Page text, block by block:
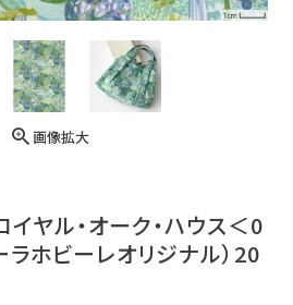
画像拡大
イヤル・オーク・ハウス＜0
ホビーレオリジナル）20